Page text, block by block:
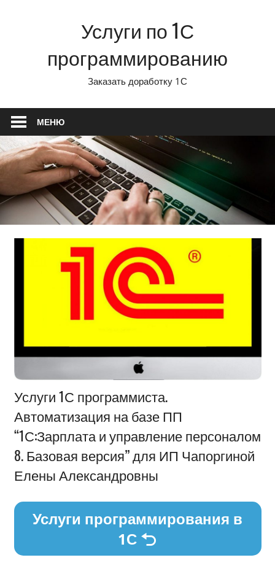
Услуги по 1С
программированию
Заказать доработку 1С
МЕНЮ
Информация
Услуги 1С программиста.
Автоматизация на базе ПП
“1С:Зарплата и управление персоналом
8. Базовая версия” для ИП Чапоргиной
Елены Александровны
Услуги программирования в
1С